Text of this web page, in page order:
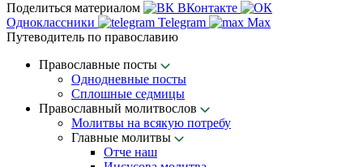
Поделиться материалом
ВКонтакте
Одноклассники
Telegram
Max
Путеводитель по православию
Православные посты
Однодневные посты
Сплошные седмицы
Православный молитвослов
Молитвы на всякую потребу
Главные молитвы
Отче наш